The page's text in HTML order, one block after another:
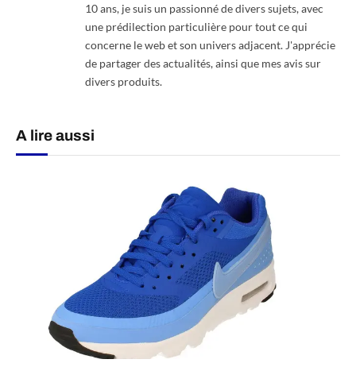
10 ans, je suis un passionné de divers sujets, avec
une prédilection particulière pour tout ce qui
concerne le web et son univers adjacent. J'apprécie
de partager des actualités, ainsi que mes avis sur
divers produits.
A lire aussi